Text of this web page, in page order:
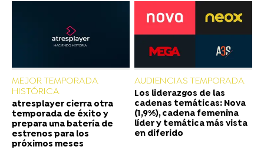
MEJOR TEMPORADA
HISTÓRICA
atresplayer cierra otra
temporada de éxito y
prepara una batería de
estrenos para los
próximos meses
AUDIENCIAS TEMPORADA
Los liderazgos de las
cadenas temáticas: Nova
(1,9%), cadena femenina
líder y temática más vista
en diferido